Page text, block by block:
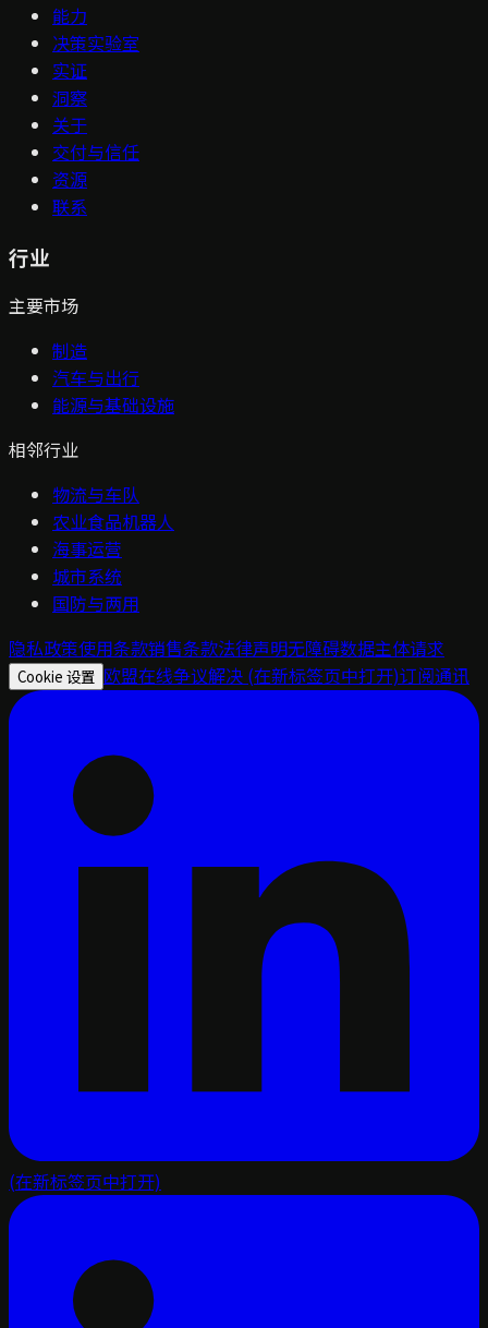
能力
决策实验室
实证
洞察
关于
交付与信任
资源
联系
行业
主要市场
制造
汽车与出行
能源与基础设施
相邻行业
物流与车队
农业食品机器人
海事运营
城市系统
国防与两用
隐私政策使用条款销售条款法律声明无障碍数据主体请求
Cookie 设置 欧盟在线争议解决 (在新标签页中打开)订阅通讯
(在新标签页中打开)